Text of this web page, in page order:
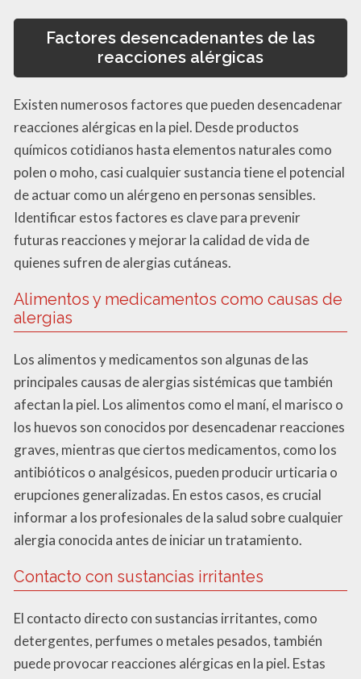
Factores desencadenantes de las
reacciones alérgicas
Existen numerosos factores que pueden desencadenar
reacciones alérgicas en la piel. Desde productos
químicos cotidianos hasta elementos naturales como
polen o moho, casi cualquier sustancia tiene el potencial
de actuar como un alérgeno en personas sensibles.
Identificar estos factores es clave para prevenir
futuras reacciones y mejorar la calidad de vida de
quienes sufren de alergias cutáneas.
Alimentos y medicamentos como causas de
alergias
Los alimentos y medicamentos son algunas de las
principales causas de alergias sistémicas que también
afectan la piel. Los alimentos como el maní, el marisco o
los huevos son conocidos por desencadenar reacciones
graves, mientras que ciertos medicamentos, como los
antibióticos o analgésicos, pueden producir urticaria o
erupciones generalizadas. En estos casos, es crucial
informar a los profesionales de la salud sobre cualquier
alergia conocida antes de iniciar un tratamiento.
Contacto con sustancias irritantes
El contacto directo con sustancias irritantes, como
detergentes, perfumes o metales pesados, también
puede provocar reacciones alérgicas en la piel. Estas